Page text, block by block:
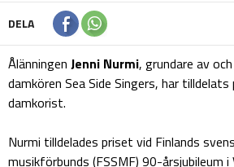
DELA
Ålänningen Jenni Nurmi, grundare av
damkören Sea Side Singers, har
damkorist.
Nurmi tilldelades priset vid Finlands
musikförbunds (FSSMF) 90-årsjubileum i